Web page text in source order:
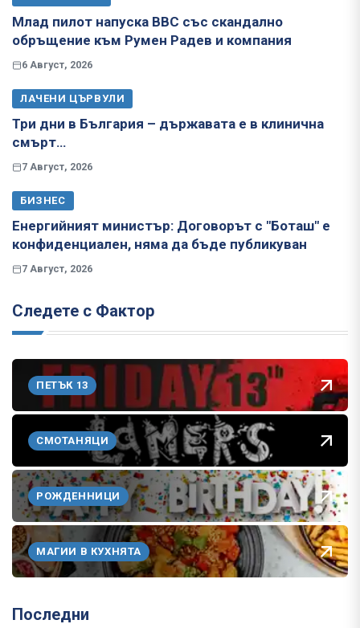
Млад пилот напуска ВВС със скандално
обръщение към Румен Радев и компания
6 Август, 2026
ЛАЧЕНИ ЦЪРВУЛИ
Три дни в България – държавата е в клинична
смърт…
7 Август, 2026
БИЗНЕС
Енергийният министър: Договорът с "Боташ" е
конфиденциален, няма да бъде публикуван
7 Август, 2026
Следете с Фактор
ПЕТЪК 13
СМОТАНЯЦИ
РОЖДЕННИЦИ
МАГИИ В КУХНЯТА
Последни